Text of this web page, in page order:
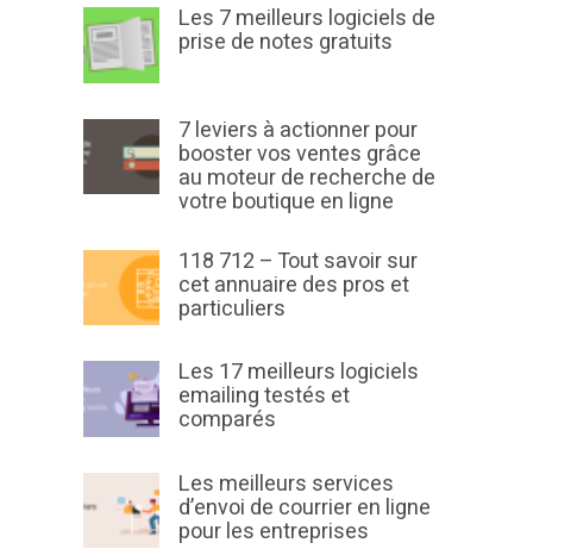
Les 7 meilleurs logiciels de
prise de notes gratuits
7 leviers à actionner pour
booster vos ventes grâce
au moteur de recherche de
votre boutique en ligne
118 712 – Tout savoir sur
cet annuaire des pros et
particuliers
Les 17 meilleurs logiciels
emailing testés et
comparés
Les meilleurs services
d’envoi de courrier en ligne
pour les entreprises